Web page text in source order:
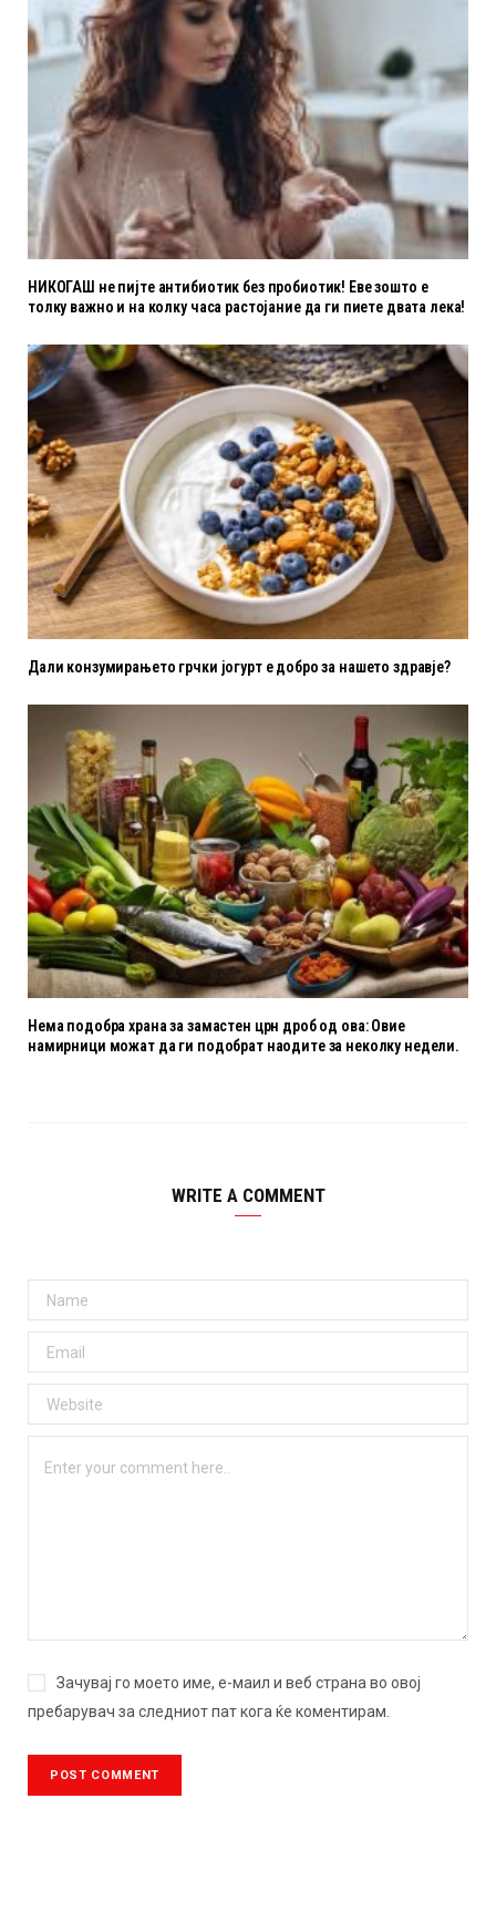
НИКОГАШ не пијте антибиотик без пробиотик! Еве зошто е
толку важно и на колку часа растојание да ги пиете двата лека!
Дали конзумирањето грчки јогурт е добро за нашето здравје?
Нема подобра храна за замастен црн дроб од ова: Овие
намирници можат да ги подобрат наодите за неколку недели.
WRITE A COMMENT
Зачувај го моето име, е-маил и веб страна во овој
пребарувач за следниот пат кога ќе коментирам.